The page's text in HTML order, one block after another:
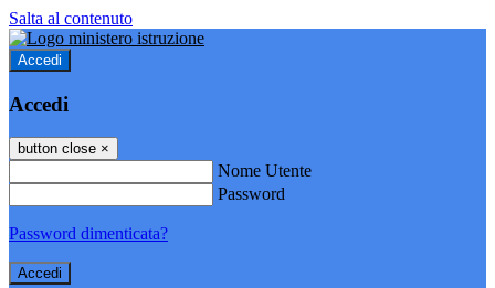
Salta al contenuto
Accedi
Accedi
button close ×
Nome Utente
Password
Password dimenticata?